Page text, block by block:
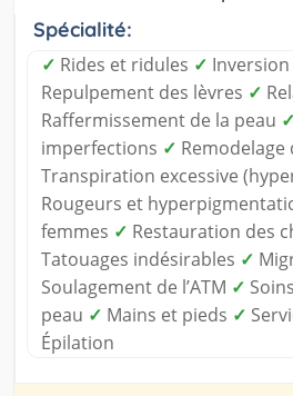
Spécialité:
✓ Rides et ridules ✓ Inversion
Repulpement des lèvres ✓
Raffermissement de la peau ✓
imperfections ✓ Remodelage
Transpiration excessive
Rougeurs et
femmes ✓ Restauration des
Tatouages indésirables ✓
Soulagement de l’ATM ✓
peau ✓ Mains et pieds ✓
Épilation